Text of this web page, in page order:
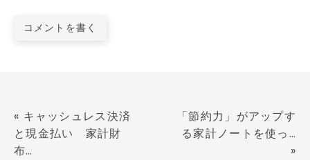
コメントを書く
« キャッシュレス決済
と現金払い 家計財
布…
「節約力」がアップす
る家計ノートを使っ…
»